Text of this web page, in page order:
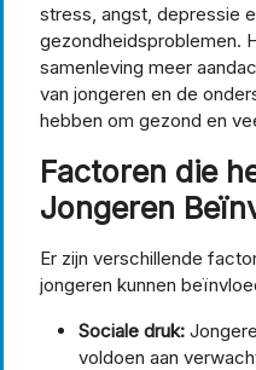
stress, angst, depressie
gezondheidsproblemen.
samenleving meer
van jongeren en de
hebben om gezond en
Factoren die
Jongeren
Er zijn verschillende
jongeren kunnen
Sociale druk:
voldoen aan